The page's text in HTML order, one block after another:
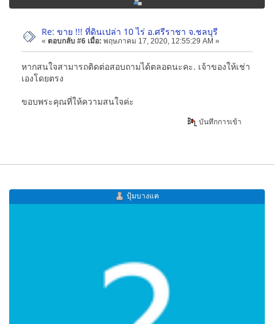
Re: ขาย !!! ที่ดินเปล่า 10 ไร่ อ.ศรีราชา จ.ชลบุรี
« ตอบกลับ #6 เมื่อ: พฤษภาคม 17, 2020, 12:55:29 AM »
หากสนใจสามารถติดต่อสอบถามได้ตลอดนะคะ. เจ้าของให้เช่า
เองโดยตรง
ขอบพระคุณที่ให้ความสนใจค่ะ
บันทึกการเข้า
ปุ้มบางแค